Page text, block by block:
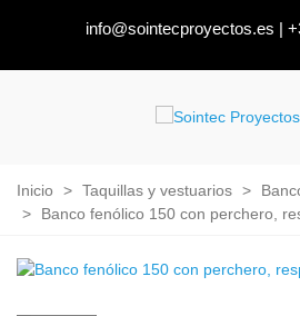
info@sointecproyectos.es |
Inicio > Taquillas y vestuarios >
>
Banco fenólico 150 con perchero,